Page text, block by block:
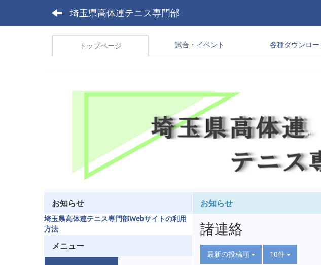
埼玉県高体連テニス専門部
トップページ 試合・イベント 各種ダウンロー
お知らせ
諸連絡
最新の投稿順 10件
お知らせ
埼玉県高体連テニス専門部Webサイトの利用
方法
メニュー